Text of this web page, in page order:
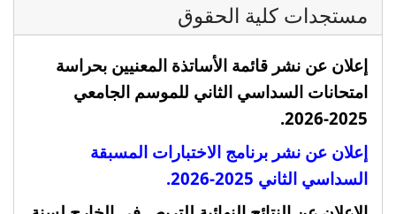
مستجدات كلية الحقوق
إعلان عن نشر قائمة الأساتذة المعنيين بحراسة
امتحانات السداسي الثاني للموسم الجامعي
2025-2026.
إعلان عن نشر برنامج الاختبارات المسبقة
السداسي الثاني 2025-2026.